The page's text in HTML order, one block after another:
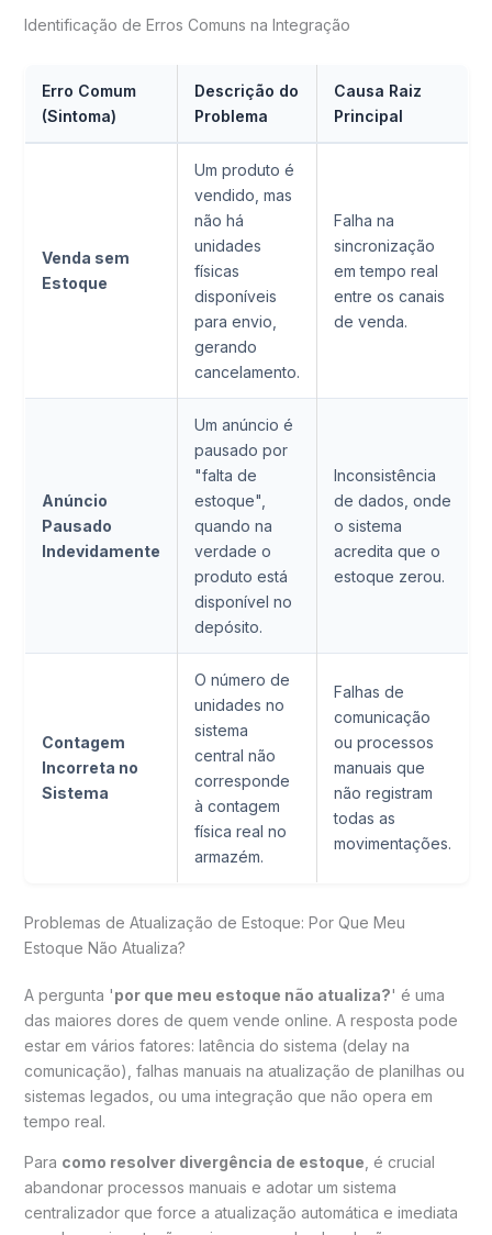
Identificação de Erros Comuns na Integração
Erro Comum
(Sintoma)
Descrição do
Problema
Causa Raiz
Principal
Venda sem
Estoque
Um produto é
vendido, mas
não há
unidades
físicas
disponíveis
para envio,
gerando
cancelamento.
Falha na
sincronização
em tempo real
entre os canais
de venda.
Anúncio
Pausado
Indevidamente
Um anúncio é
pausado por
"falta de
estoque",
quando na
verdade o
produto está
disponível no
depósito.
Inconsistência
de dados, onde
o sistema
acredita que o
estoque zerou.
Contagem
Incorreta no
Sistema
O número de
unidades no
sistema
central não
corresponde
à contagem
física real no
armazém.
Falhas de
comunicação
ou processos
manuais que
não registram
todas as
movimentações.
Problemas de Atualização de Estoque: Por Que Meu
Estoque Não Atualiza?
A pergunta 'por que meu estoque não atualiza?' é uma
das maiores dores de quem vende online. A resposta pode
estar em vários fatores: latência do sistema (delay na
comunicação), falhas manuais na atualização de planilhas ou
sistemas legados, ou uma integração que não opera em
tempo real.
Para como resolver divergência de estoque , é crucial
abandonar processos manuais e adotar um sistema
centralizador que force a atualização automática e imediata